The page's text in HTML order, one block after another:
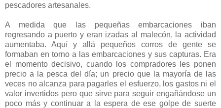
pescadores artesanales.
A medida que las pequeñas embarcaciones iban
regresando a puerto y eran izadas al malecón, la actividad
aumentaba. Aquí y allá pequeños corros de gente se
formaban en torno a las embarcaciones y sus capturas. Era
el momento decisivo, cuando los compradores les ponen
precio a la pesca del día; un precio que la mayoría de las
veces no alcanza para pagarles el esfuerzo, los gastos ni el
valor invertidos pero que sirve para seguir engañándose un
poco más y continuar a la espera de ese golpe de suerte